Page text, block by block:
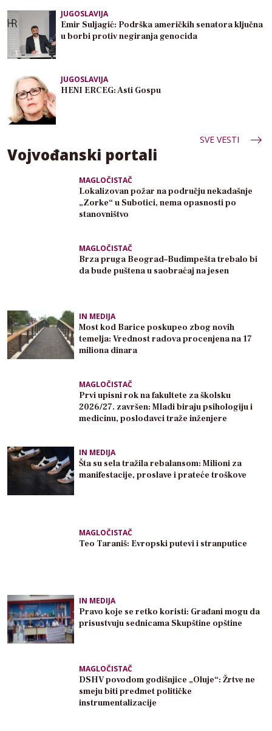
JUGOSLAVIJA
Emir Suljagić: Podrška američkih senatora ključna
u borbi protiv negiranja genocida
JUGOSLAVIJA
HENI ERCEG: Asti Gospu
SVE VESTI
Vojvođanski portali
MAGLOČISTAČ
Lokalizovan požar na području nekadašnje
„Zorke“ u Subotici, nema opasnosti po
stanovništvo
MAGLOČISTAČ
Brza pruga Beograd–Budimpešta trebalo bi
da bude puštena u saobraćaj na jesen
IN MEDIJA
Most kod Barice poskupeo zbog novih
temelja: Vrednost radova procenjena na 17
miliona dinara
MAGLOČISTAČ
Prvi upisni rok na fakultete za školsku
2026/27. završen: Mladi biraju psihologiju i
medicinu, poslodavci traže inženjere
IN MEDIJA
Šta su sela tražila rebalansom: Milioni za
manifestacije, proslave i prateće troškove
MAGLOČISTAČ
Teo Taraniš: Evropski putevi i stranputice
IN MEDIJA
Pravo koje se retko koristi: Građani mogu da
prisustvuju sednicama Skupštine opštine
MAGLOČISTAČ
DSHV povodom godišnjice „Oluje“: Žrtve ne
smeju biti predmet političke
instrumentalizacije